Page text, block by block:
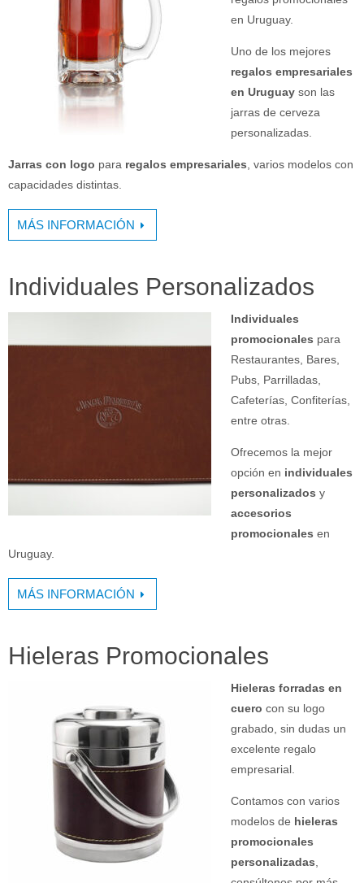
en Uruguay.
Uno de los mejores
regalos empresariales
en Uruguay son las
jarras de cerveza
personalizadas.
Jarras con logo para regalos empresariales , varios modelos con
capacidades distintas.
MÁS INFORMACIÓN
Individuales Personalizados
Individuales
promocionales para
Restaurantes, Bares,
Pubs, Parrilladas,
Cafeterías, Confiterías,
entre otras.
Ofrecemos la mejor
opción en individuales
personalizados y
accesorios
promocionales en
Uruguay.
MÁS INFORMACIÓN
Hieleras Promocionales
Hieleras forradas en
cuero con su logo
grabado, sin dudas un
excelente regalo
empresarial.
Contamos con varios
modelos de hieleras
promocionales
personalizadas